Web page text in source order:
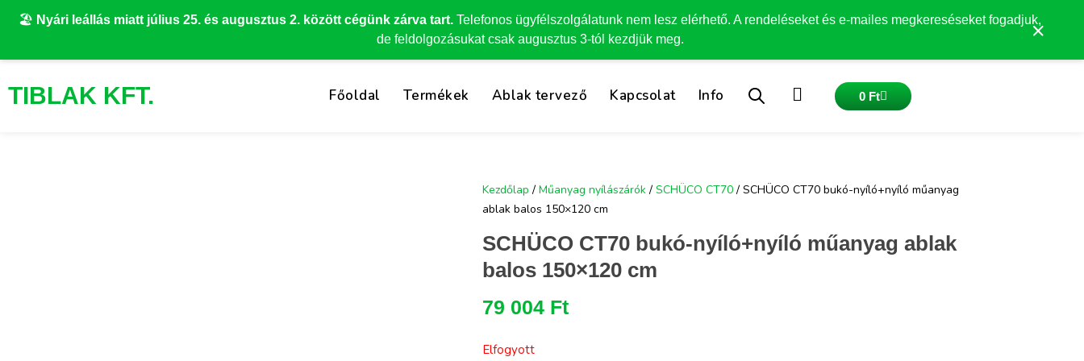
🏖️ Nyári leállás miatt július 25. és augusztus 2. között cégünk zárva tart. Telefonos ügyfélszolgálatunk nem lesz elérhető. A rendeléseket és e-mailes megkereséseket fogadjuk,
de feldolgozásukat csak augusztus 3-tól kezdjük meg.
×
TIBLAK KFT. Főoldal Termékek Ablak tervező Kapcsolat Info 0 FtKosár
Kezdőlap / Műanyag nyílászárók / SCHÜCO CT70 / SCHÜCO CT70 bukó-nyíló+nyíló műanyag
ablak balos 150×120 cm
SCHÜCO CT70 bukó-nyíló+nyíló műanyag ablak
balos 150×120 cm
79 004 Ft
Elfogyott